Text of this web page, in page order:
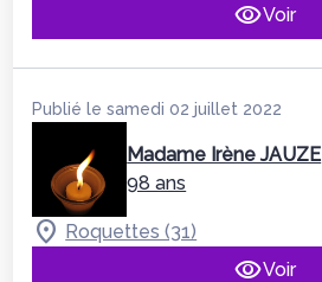
Voir
Publié le samedi 02 juillet 2022
Madame Irène JAUZE
98 ans
Roquettes (31)
Voir